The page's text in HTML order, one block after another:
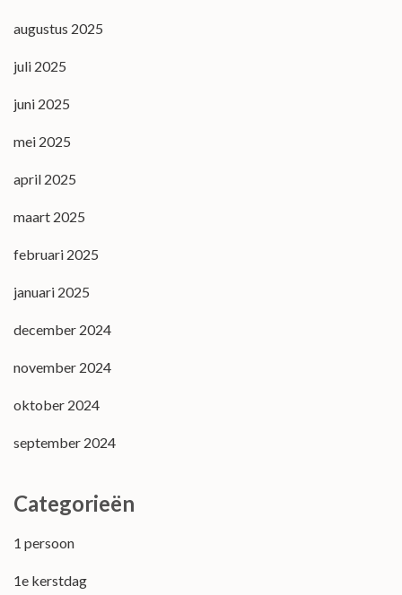
augustus 2025
juli 2025
juni 2025
mei 2025
april 2025
maart 2025
februari 2025
januari 2025
december 2024
november 2024
oktober 2024
september 2024
Categorieën
1 persoon
1e kerstdag